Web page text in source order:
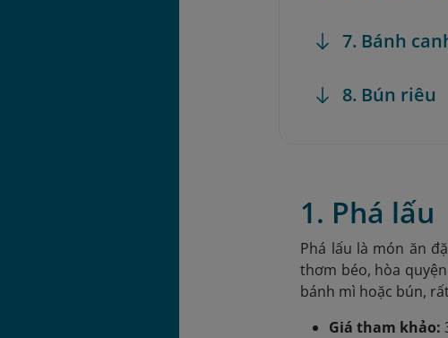
7. Bánh
8. Bún riêu
1. Phá lấu
Phá lấu là món ăn
thơm béo, hòa
bánh mì hoặc bún,
Giá tham khảo: